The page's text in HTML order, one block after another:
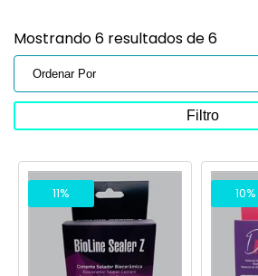
Mostrando 6 resultados de 6
Filtro
11% 10%